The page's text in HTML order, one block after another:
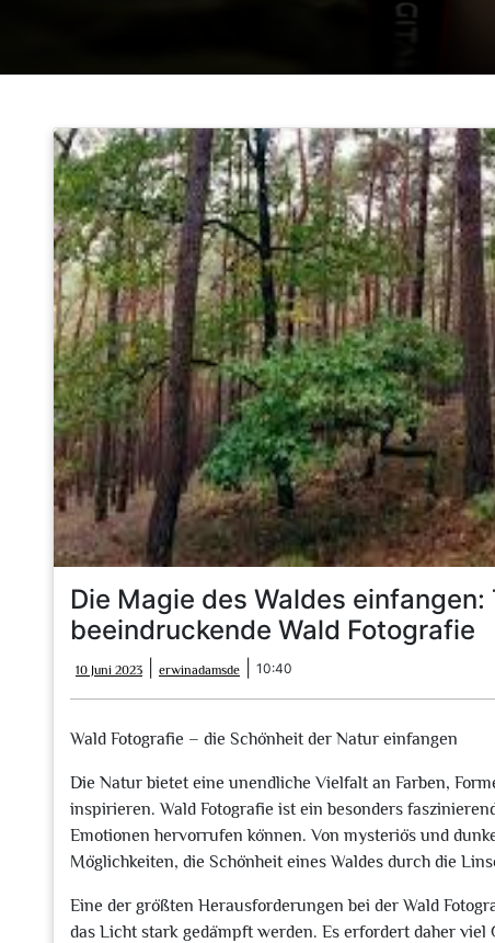
Die Magie des Waldes
beeindruckende Wald Fotografie
10 Juni 2023
Juni
2023
erwinadamsde erwinadamsde
10:40
Wald Fotografie – die Schönheit der Natur einfangen
Die Natur bietet eine unendliche Vielfalt an Farben,
inspirieren. Wald Fotografie ist ein besonders
Emotionen hervorrufen können. Von mysteriös und
Möglichkeiten, die Schönheit eines Waldes durch die
Eine der größten Herausforderungen bei der Wald
das Licht stark gedämpft werden. Es erfordert daher